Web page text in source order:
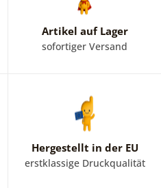
Artikel auf Lager
sofortiger Versand
Hergestellt in der EU
erstklassige Druckqualität